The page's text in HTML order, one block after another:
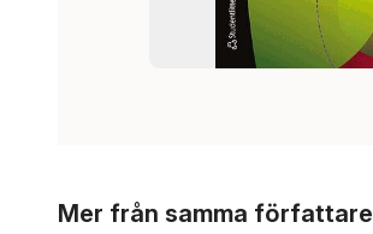
Mer från samma författare